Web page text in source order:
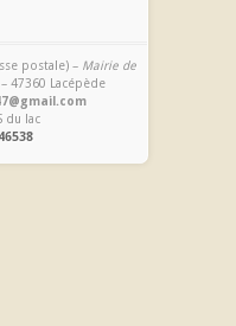
postale) – Mairie de
47360 Lacépède
du lac